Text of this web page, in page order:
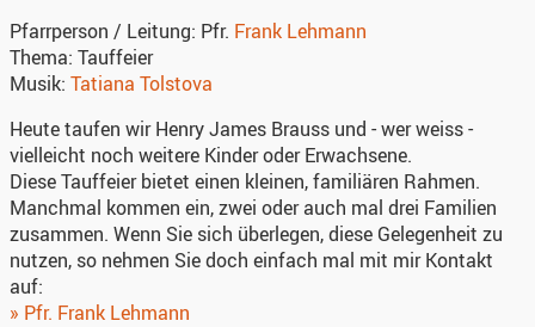
Pfarrperson / Leitung: Pfr. Frank Lehmann
Thema: Tauffeier
Musik: Tatiana Tolstova
Heute taufen wir Henry James Brauss und - wer weiss -
vielleicht noch weitere Kinder oder Erwachsene.
Diese Tauffeier bietet einen kleinen, familiären Rahmen.
Manchmal kommen ein, zwei oder auch mal drei Familien
zusammen. Wenn Sie sich überlegen, diese Gelegenheit zu
nutzen, so nehmen Sie doch einfach mal mit mir Kontakt
auf:
» Pfr. Frank Lehmann